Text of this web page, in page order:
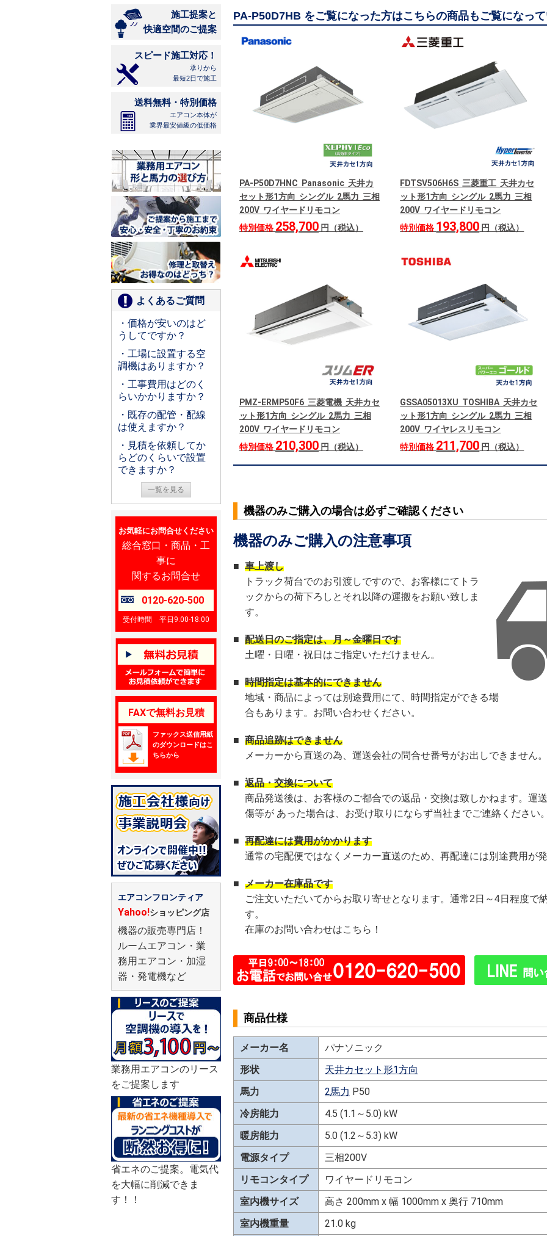
施工提案と
快適空間のご提案
スピード施工対応！
承りから
最短2日で施工
送料無料・特別価格
エアコン本体が
業界最安値級の低価格
よくあるご質問
・価格が安いのはど
うしてですか？
・工場に設置する空
調機はありますか？
・工事費用はどのく
らいかかりますか？
・既存の配管・配線
は使えますか？
・見積を依頼してか
らどのくらいで設置
できますか？
一覧を見る
お気軽にお問合せください
総合窓口・商品・工
事に
関するお問合せ
0120-620-500
受付時間 平日9:00-18:00
FAXで無料お見積
ファックス送信用紙
のダウンロードはこ
ちらから
エアコンフロンティア
Yahoo!ショッピング店
機器の販売専門店！
ルームエアコン・業
務用エアコン・加湿
器・発電機など
業務用エアコンのリース
をご提案します
省エネのご提案。電気代
を大幅に削減できま
す！！
PA-P50D7HB をご覧になった方はこちらの商品もご覧になっ
PA-P50D7HNC Panasonic 天井カ
セット形1方向 シングル 2馬力 三相
200V ワイヤードリモコン
特別価格 258,700 円（税込）
FDTSV506H6S 三菱重工 天井カセ
ット形1方向 シングル 2馬力 三相
200V ワイヤードリモコン
特別価格 193,800 円（税込）
PMZ-ERMP50F6 三菱電機 天井カセ
ット形1方向 シングル 2馬力 三相
200V ワイヤードリモコン
特別価格 210,300 円（税込）
GSSA05013XU TOSHIBA 天井カセ
ット形1方向 シングル 2馬力 三相
200V ワイヤレスリモコン
特別価格 211,700 円（税込）
機器のみご購入の場合は必ずご確認ください
機器のみご購入の注意事項
■ 車上渡し
トラック荷台でのお引渡しですので、お客様にてトラ
ックからの荷下ろしとそれ以降の運搬をお願い致しま
す。
■ 配送日のご指定は、月～金曜日です
土曜・日曜・祝日はご指定いただけません。
■ 時間指定は基本的にできません
地域・商品によっては別途費用にて、時間指定ができる場
合もあります。お問い合わせください。
■ 商品追跡はできません
メーカーから直送の為、運送会社の問合せ番号がお出しできません
■ 返品・交換について
商品発送後は、お客様のご都合での返品・交換は致しかねます。運
傷等が あった場合は、お受け取りにならず当社までご連絡ください
■ 再配達には費用がかかります
通常の宅配便ではなくメーカー直送のため、再配達には別途費用が
■ メーカー在庫品です
ご注文いただいてからお取り寄せとなります。通常2日～4日程度で
す。
在庫のお問い合わせはこちら！
商品仕様
メーカー名
パナソニック
形状
天井カセット形1方向
馬力
2馬力 P50
冷房能力
4.5 (1.1～5.0) kW
暖房能力
5.0 (1.2～5.3) kW
電源タイプ
三相200V
リモコンタイプ
ワイヤードリモコン
室内機サイズ
高さ 200mm x 幅 1000mm x 奥行 710mm
室内機重量
21.0 kg